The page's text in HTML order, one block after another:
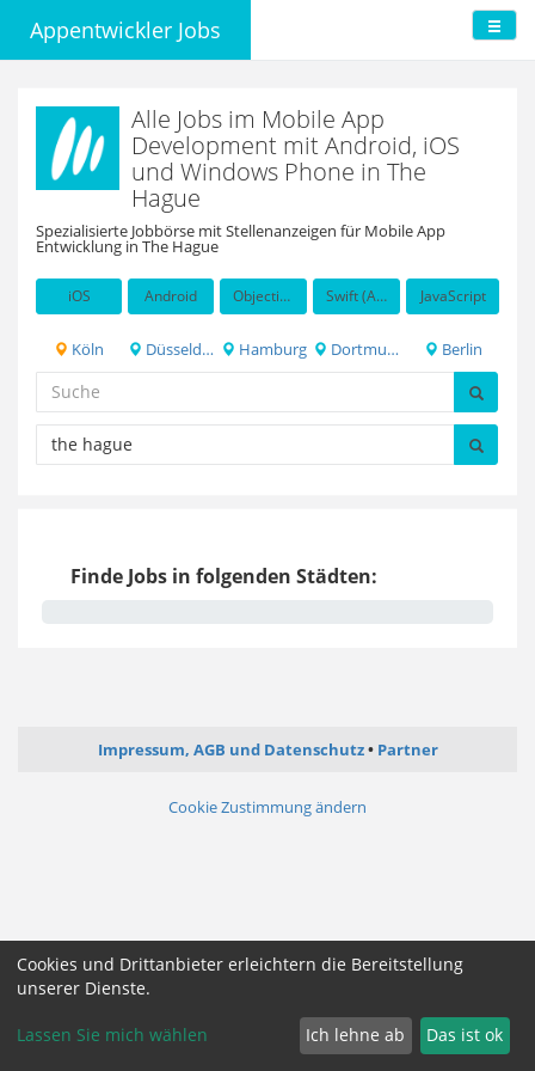
Appentwickler Jobs
Alle Jobs im Mobile App
Development mit Android, iOS
und Windows Phone in The
Hague
Spezialisierte Jobbörse mit Stellenanzeigen für Mobile App
Entwicklung in The Hague
iOS Android Objective-C Swift (Apple programming language) JavaScript
Köln Düsseldorf Hamburg Dortmund Berlin
Finde Jobs in folgenden Städten:
Impressum, AGB und Datenschutz Partner
Cookie Zustimmung ändern
Cookies und Drittanbieter erleichtern die Bereitstellung
unserer Dienste.
Lassen Sie mich wählen Ich lehne ab Das ist ok